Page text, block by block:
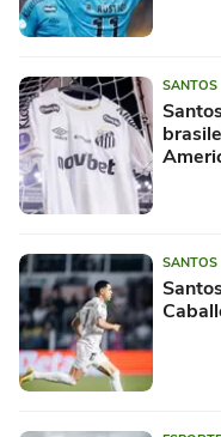
SANTOS
SANTOS